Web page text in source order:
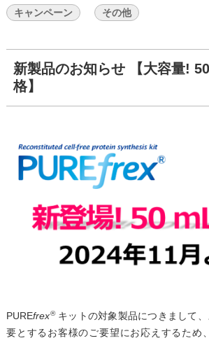
キャンペーン その他
新製品のお知らせ 【大容量!
格】
PUREfrex®キットの対象製品につきまして
要とするお客様のご要望にお応えするため